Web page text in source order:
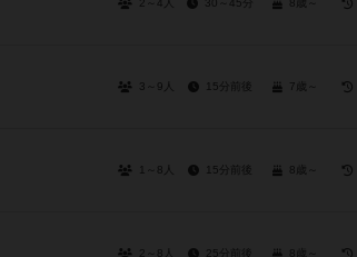
2～4人 30～45分 8歳～
3～9人 15分前後 7歳～
1～8人 15分前後 8歳～
2～8人 25分前後 8歳～